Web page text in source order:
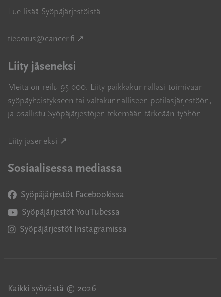
Lue lisää Syöpäjärjestöistä
tiedotus@cancer.fi ↗
Liity jäseneksi
Meitä on reilu 95 000. Liity paikkakunnallasi toimivaan
syöpäyhdistykseen tai valtakunnalliseen potilasjärjestöön,
ja osallistu Syöpäjärjestöjen tekemään tärkeään työhön.
Liity jäseneksi ↗
Sosiaalisessa mediassa
Syöpäjärjestöt Facebookissa
Avautuu uuteen ikkunaan
Syöpäjärjestöt YouTubessa
Avautuu uuteen ikkunaan
Syöpäjärjestöt Instagramissa
Avautuu uuteen ikkunaan
Kaikki syövästä © 2026